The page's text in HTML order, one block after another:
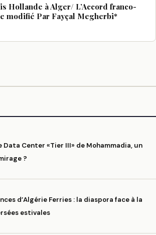
Hollande à Alger/ L’Accord franco-
modifié Par Fayçal Megherbi*
Data Center «Tier III» de Mohammadia, un
?
d’Algérie Ferries : la diaspora face à la
estivales